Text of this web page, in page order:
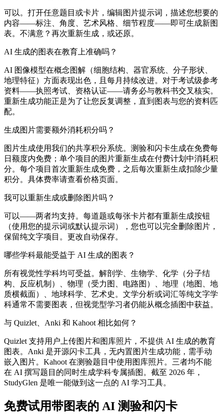
可以。打开任意题目或卡片，编辑图片提示词，描述您想要的
内容——标注、角度、艺术风格、细节程度——即可生成新图
表。不满意？再次重新生成，或还原。
AI 生成的图表在教育上准确吗？
AI 图像模型在概念图解（细胞结构、器官系统、分子形状、
地理特征）方面表现出色，且每月持续改进。对于考试级参考
资料——执照考试、资格认证——请务必与教科书交叉核实。
重新生成功能正是为了让您反复调整，直到图表与您的资料匹
配。
生成图片需要额外消耗积分吗？
图片生成使用我们的共享积分系统。测验和闪卡生成在免费每
日额度内免费；单个项目的图片重新生成在付费计划中消耗积
分。每个项目首次重新生成免费，之后每次重新生成扣除少量
积分。具体费率请查看价格页面。
我可以重新生成或删除图片吗？
可以——两者均支持。每道题或每张卡片都有重新生成按钮
（使用您的提示词或默认提示词），您也可以完全删除图片，
保留纯文字项目。更改自动保存。
哪些学科最能受益于 AI 生成的图表？
所有视觉性学科均可受益。解剖学、生物学、化学（分子结
构、反应机制）、物理（受力图、电路图）、地理（地图、地
质横截面）、地球科学、艺术史。文学分析或词汇等纯文字学
科通常不需要图表，但视觉型学习者仍能从概念插图中获益。
与 Quizlet、Anki 和 Kahoot 相比如何？
Quizlet 支持用户上传图片和图库照片，不提供 AI 生成的教育
图表。Anki 是开源闪卡工具，无内置图片生成功能，需手动
嵌入图片。Kahoot 在测验题目中使用图库照片。三者均不能
在 AI 撰写题目的同时生成学科专属插图。截至 2026 年，
StudyGlen 是唯一能做到这一点的 AI 学习工具。
免费试用带图表的 AI 测验和闪卡